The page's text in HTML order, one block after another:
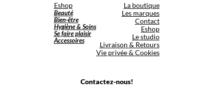
Eshop
Beauté
Bien-être
Hygiène & Soins
Se faire plaisir
Accessoires
La boutique
Les marques
Contact
Eshop
Le studio
Livraison & Retours
Vie privée & Cookies
Contactez-nous!